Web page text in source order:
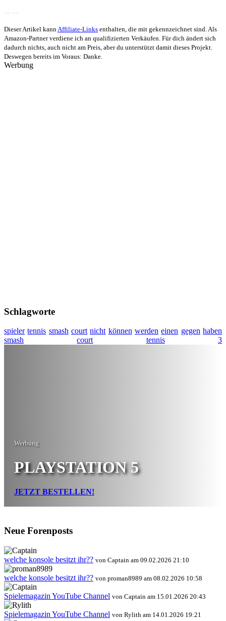
Dieser Artikel kannAffiliate-Links enthalten, die mit gekennzeichnet sind. Als
Amazon-Partner verdiene ich an qualifizierten Verkäufen. Für dich ändert sich
dadurch nichts, auch nicht am Preis, aber du unterstützt damit dieses Projekt.
Deswegen bereits im Voraus: Danke.
Werbung
Schlagworte
spieler tennis smash court nicht können werden einen gegen haben
smash
court tennis 3
Werbung
PLAYSTATION 5
JETZT BESTELLEN!
Neue Forenposts
welche konsole besitzt ihr?? von Captain am 09.02.2026 21:10
welche konsole besitzt ihr?? von proman8989 am 08.02.2026 10:58
Spielemagazin YouTube Channel von Captain am 15.01.2026 20:43
Spielemagazin YouTube Channel von Rylith am 14.01.2026 19:21